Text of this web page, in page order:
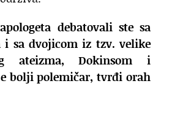
debatovali ste sa
i sa dvojicom iz tzv. velike
ateizma, Dokinsom i
bolji polemičar, tvrđi orah